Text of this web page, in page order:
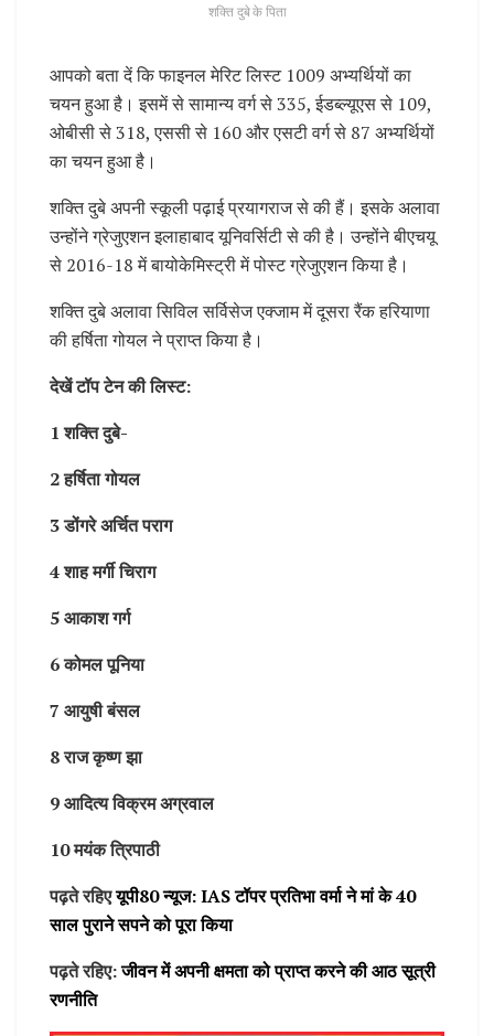
शक्ति दुबे के पिता
आपको बता दें कि फाइनल मेरिट लिस्ट 1009 अभ्यर्थियों का
चयन हुआ है। इसमें से सामान्य वर्ग से 335, ईडब्ल्यूएस से 109,
ओबीसी से 318, एससी से 160 और एसटी वर्ग से 87 अभ्यर्थियों
का चयन हुआ है।
शक्ति दुबे अपनी स्कूली पढ़ाई प्रयागराज से की हैं। इसके अलावा
उन्होंने ग्रेजुएशन इलाहाबाद यूनिवर्सिटी से की है। उन्होंने बीएचयू
से 2016-18 में बायोकेमिस्ट्री में पोस्ट ग्रेजुएशन किया है।
शक्ति दुबे अलावा सिविल सर्विसेज एक्जाम में दूसरा रैंक हरियाणा
की हर्षिता गोयल ने प्राप्त किया है।
देखें टॉप टेन की लिस्ट:
1 शक्ति दुबे-
2 हर्षिता गोयल
3 डोंगरे अर्चित पराग
4 शाह मर्गी चिराग
5 आकाश गर्ग
6 कोमल पूनिया
7 आयुषी बंसल
8 राज कृष्ण झा
9 आदित्य विक्रम अग्रवाल
10 मयंक त्रिपाठी
पढ़ते रहिएयूपी80 न्यूज: IAS टॉपर प्रतिभा वर्मा ने मां के 40
साल पुराने सपने को पूरा किया
पढ़ते रहिए:जीवन में अपनी क्षमता को प्राप्त करने की आठ सूत्री
रणनीति